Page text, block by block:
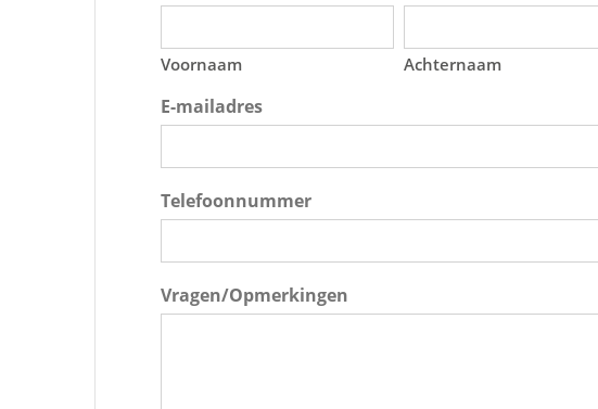
Voornaam Achternaam
E-mailadres
Telefoonnummer
Vragen/Opmerkingen